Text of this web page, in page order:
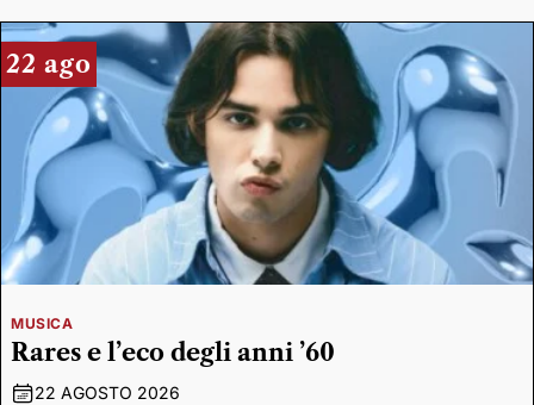
22 ago
MUSICA
Rares e l’eco degli anni ’60
22 AGOSTO 2026